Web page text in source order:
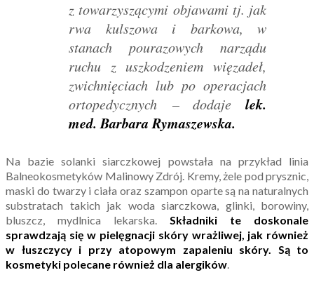
z towarzyszącymi objawami tj. jak
rwa kulszowa i barkowa, w
stanach pourazowych narządu
ruchu z uszkodzeniem więzadeł,
zwichnięciach lub po operacjach
ortopedycznych – dodaje lek.
med. Barbara Rymaszewska.
Na bazie solanki siarczkowej powstała na przykład linia
Balneokosmetyków Malinowy Zdrój. Kremy, żele pod prysznic,
maski do twarzy i ciała oraz szampon oparte są na naturalnych
substratach takich jak woda siarczkowa, glinki, borowiny,
bluszcz, mydlnica lekarska. Składniki te doskonale
sprawdzają się w pielęgnacji skóry wrażliwej, jak również
w łuszczycy i przy atopowym zapaleniu skóry. Są to
kosmetyki polecane również dla alergików